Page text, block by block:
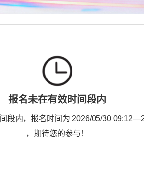
报名未在有效时间段内
段内，报名时间为 2026/05/30
，期待您的参与！